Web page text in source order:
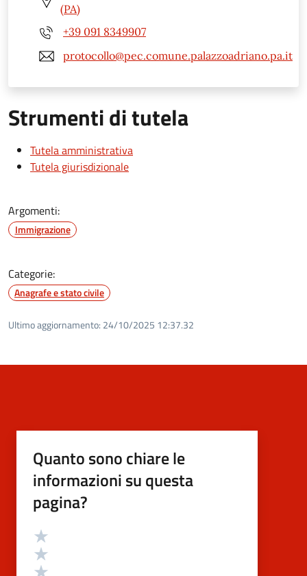
(PA)
+39 091 8349907
protocollo@pec.comune.palazzoadriano.pa.it
Strumenti di tutela
Tutela amministrativa
Tutela giurisdizionale
Argomenti:
Immigrazione
Categorie:
Anagrafe e stato civile
Ultimo aggiornamento: 24/10/2025 12:37.32
Quanto sono chiare le
informazioni su questa
pagina?
Valutazione